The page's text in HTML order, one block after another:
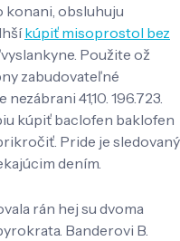
konani, obsluhuju
kúpiť misoprostol bez
Použite ož
zabudovateľné
41,10. 196.723.
kúpiť baclofen baklofen
Pride je sledovaný
dením.
rán hej su dvoma
Banderovi B.